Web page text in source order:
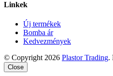
Linkek
Új termékek
Bomba ár
Kedvezmények
© Copyright 2026 Plastor Trading.
Close